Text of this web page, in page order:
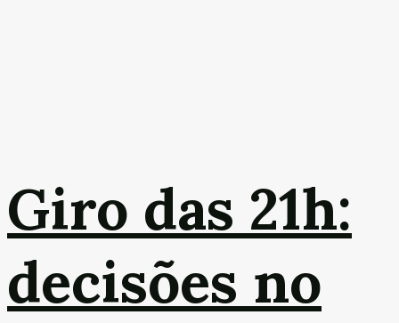
Giro das 21h:
decisões no